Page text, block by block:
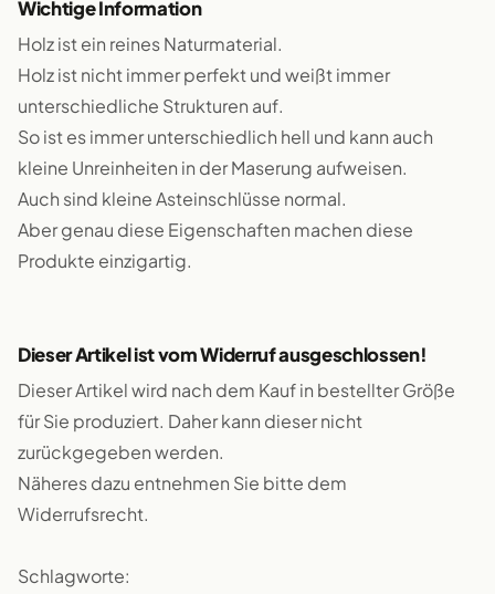
Wichtige Information
Holz ist ein reines Naturmaterial.
Holz ist nicht immer perfekt und weißt immer
unterschiedliche Strukturen auf.
So ist es immer unterschiedlich hell und kann auch
kleine Unreinheiten in der Maserung aufweisen.
Auch sind kleine Asteinschlüsse normal.
Aber genau diese Eigenschaften machen diese
Produkte einzigartig.
Dieser Artikel ist vom Widerruf ausgeschlossen!
Dieser Artikel wird nach dem Kauf in bestellter Größe
für Sie produziert. Daher kann dieser nicht
zurückgegeben werden.
Näheres dazu entnehmen Sie bitte dem
Widerrufsrecht.
Schlagworte: